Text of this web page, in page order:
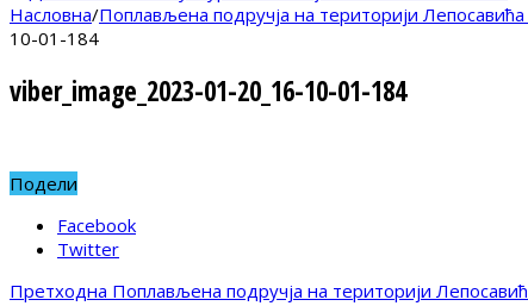
Насловна/Поплављена подручја на територији
10-01-184
viber_image_2023-01-20_16-10-01-184
Подели
Facebook
Twitter
Претходна Поплављена подручја на територији